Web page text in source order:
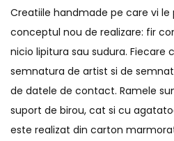
Creatiile handmade pe care vi
conceptul nou de realizare: fir
nicio lipitura sau sudura. Fiecare
semnatura de artist si de
de datele de contact. Ramele
suport de birou, cat si cu
este realizat din carton